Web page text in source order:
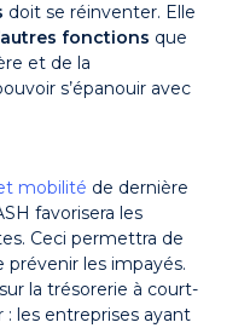
doit se réinventer. Elle
fonctions que
et de la
s’épanouir avec
mobilité de dernière
favorisera les
Ceci permettra de
les impayés.
la trésorerie à court-
les entreprises ayant